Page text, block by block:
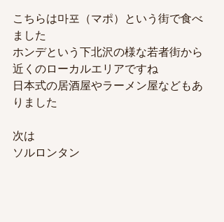
こちらは마포（マポ）という街で食べ
ました
ホンデという下北沢の様な若者街から
近くのローカルエリアですね
日本式の居酒屋やラーメン屋などもあ
りました
次は
ソルロンタン